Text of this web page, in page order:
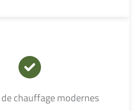
chauffage modernes